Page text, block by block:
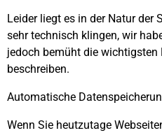
Leider liegt es in der Natur der
sehr technisch klingen, wir
jedoch bemüht die
beschreiben.
Automatische
Wenn Sie heutzutage